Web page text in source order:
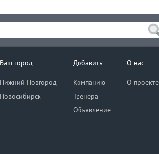
Ваш город
Нижний Новгород
Новосибирск
Добавить
Компанию
Тренера
Объявление
О нас
О проекте